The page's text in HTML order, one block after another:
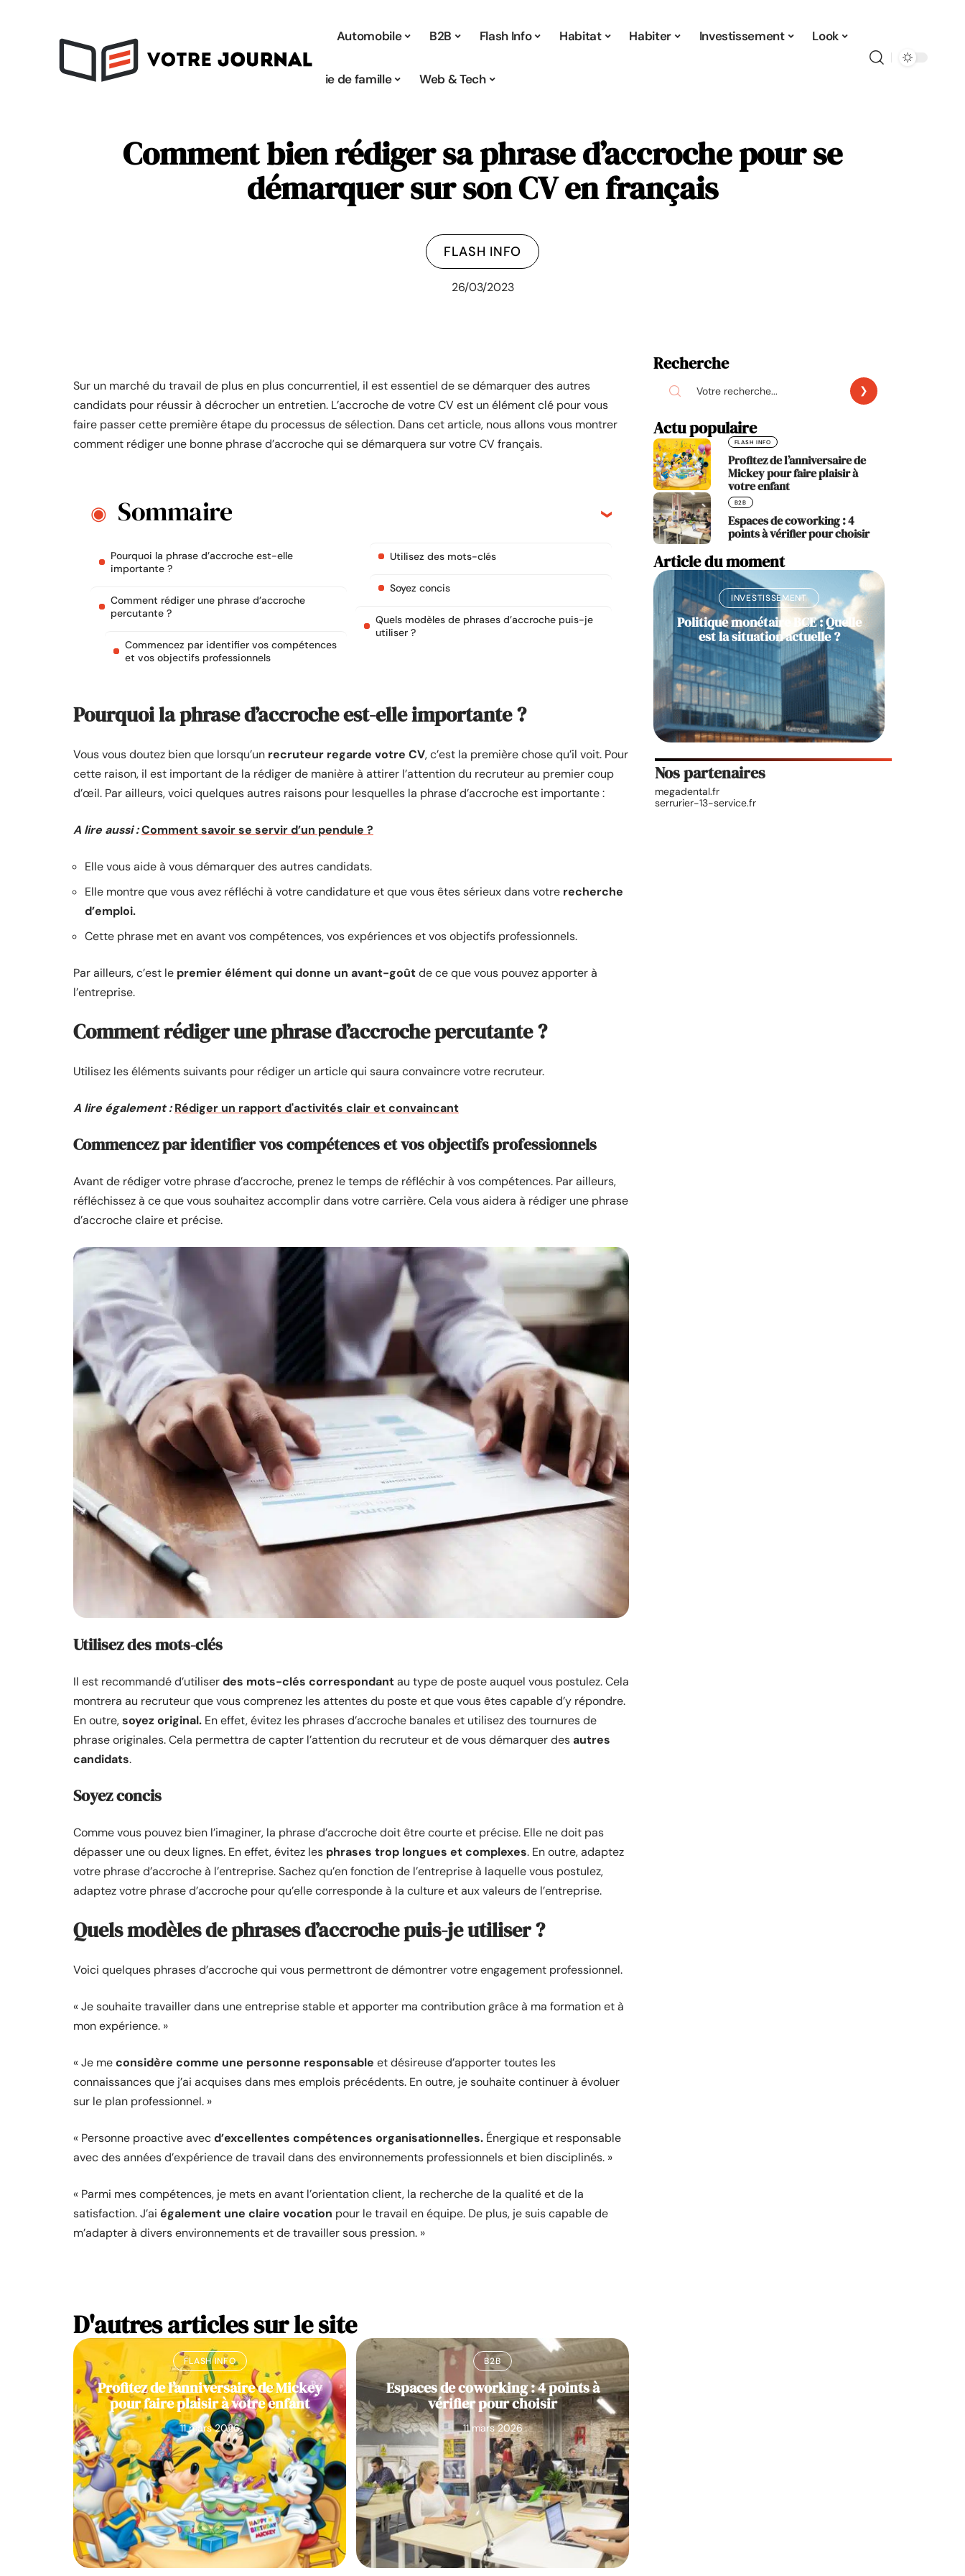
Automobile B2B Flash Info Habitat Habiter Investissement Look
Vie de famille Web & Tech
Comment bien rédiger sa phrase d’accroche pour se
démarquer sur son CV en français
FLASH INFO
26/03/2023
Sur un marché du travail de plus en plus concurrentiel, il est essentiel de se démarquer des autres
candidats pour réussir à décrocher un entretien. L’accroche de votre CV est un élément clé pour vous
faire passer cette première étape du processus de sélection. Dans cet article, nous allons vous montrer
comment rédiger une bonne phrase d’accroche qui se démarquera sur votre CV français.
Sommaire
Pourquoi la phrase d’accroche est-elle
importante ?
Comment rédiger une phrase d’accroche
percutante ?
Commencez par identifier vos compétences
et vos objectifs professionnels
Utilisez des mots-clés
Soyez concis
Quels modèles de phrases d’accroche puis-je
utiliser ?
Pourquoi la phrase d’accroche est-elle importante ?
Vous vous doutez bien que lorsqu’un recruteur regarde votre CV, c’est la première chose qu’il voit. Pour
cette raison, il est important de la rédiger de manière à attirer l’attention du recruteur au premier coup
d’œil. Par ailleurs, voici quelques autres raisons pour lesquelles la phrase d’accroche est importante :
A lire aussi :Comment savoir se servir d’un pendule ?
Elle vous aide à vous démarquer des autres candidats.
Elle montre que vous avez réfléchi à votre candidature et que vous êtes sérieux dans votre recherche
d’emploi.
Cette phrase met en avant vos compétences, vos expériences et vos objectifs professionnels.
Par ailleurs, c’est le premier élément qui donne un avant-goûtde ce que vous pouvez apporter à
l’entreprise.
Comment rédiger une phrase d’accroche percutante ?
Utilisez les éléments suivants pour rédiger un article qui saura convaincre votre recruteur.
A lire également : Rédiger un rapport d'activités clair et convaincant
Commencez par identifier vos compétences et vos objectifs professionnels
Avant de rédiger votre phrase d’accroche, prenez le temps de réfléchir à vos compétences. Par ailleurs,
réfléchissez à ce que vous souhaitez accomplir dans votre carrière. Cela vous aidera à rédiger une phrase
d’accroche claire et précise.
Utilisez des mots-clés
Il est recommandé d’utiliserdes mots-clés correspondantau type de poste auquel vous postulez. Cela
montrera au recruteur que vous comprenez les attentes du poste et que vous êtes capable d’y répondre.
En outre,soyez original. En effet, évitez les phrases d’accroche banales et utilisez des tournures de
phrase originales. Cela permettra de capter l’attention du recruteur et de vous démarquer desautres
candidats.
Soyez concis
Comme vous pouvez bien l’imaginer, la phrase d’accroche doit être courte et précise. Elle ne doit pas
dépasser une ou deux lignes. En effet, évitez les phrases trop longues et complexes. En outre, adaptez
votre phrase d’accroche à l’entreprise. Sachez qu’en fonction de l’entreprise à laquelle vous postulez,
adaptez votre phrase d’accroche pour qu’elle corresponde à la culture et aux valeurs de l’entreprise.
Quels modèles de phrases d’accroche puis-je utiliser ?
Voici quelques phrases d’accroche qui vous permettront de démontrer votre engagement professionnel.
« Je souhaite travailler dans une entreprise stable et apporter ma contribution grâce à ma formation et à
mon expérience. »
« Je meconsidère comme une personne responsable et désireuse d’apporter toutes les
connaissances que j’ai acquises dans mes emplois précédents. En outre, je souhaite continuer à évoluer
sur le plan professionnel. »
« Personne proactive avecd’excellentes compétences organisationnelles. Énergique et responsable
avec des années d’expérience de travail dans des environnements professionnels et bien disciplinés. »
« Parmi mes compétences, je mets en avant l’orientation client, la recherche de la qualité et de la
satisfaction. J’ai également une claire vocation pour le travail en équipe. De plus, je suis capable de
m’adapter à divers environnements et de travailler sous pression. »
D'autres articles sur le site
FLASH INFO
Profitez de l’anniversaire de Mickey
pour faire plaisir à votre enfant
11 mars 2026
B2B
Espaces de coworking : 4 points à
vérifier pour choisir
11 mars 2026
Recherche
Actu populaire
FLASH INFO
Profitez de l’anniversaire de
Mickey pour faire plaisir à
votre enfant
B2B
Espaces de coworking : 4
points à vérifier pour choisir
Article du moment
INVESTISSEMENT
Politique monétaire BCE : Quelle
est la situation actuelle ?
Nos partenaires
megadental.fr
serrurier-13-service.fr